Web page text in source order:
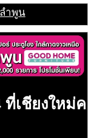
ำพูน
เชียงใหม่ค